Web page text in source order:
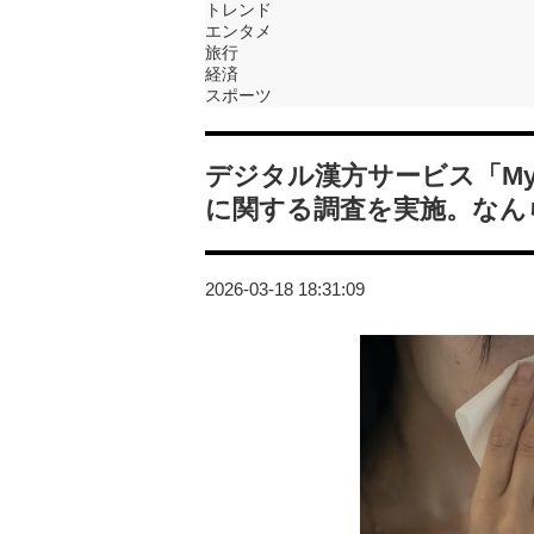
トレンド
エンタメ
旅行
経済
スポーツ
デジタル漢方サービス「
に関する調査を実施。な
2026-03-18 18:31:09